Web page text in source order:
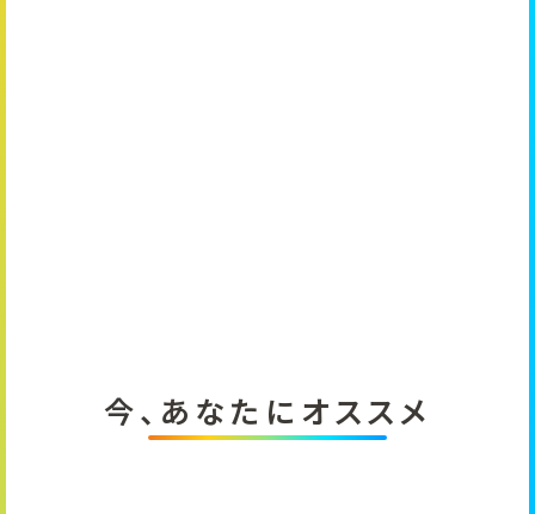
今、あなたにオススメ